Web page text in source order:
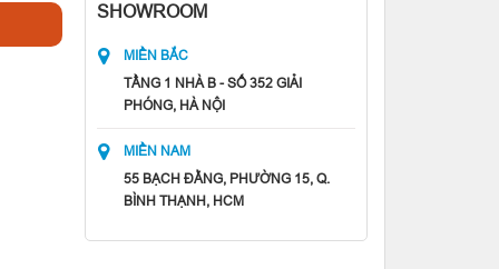
SHOWROOM
MIỀN BẮC
TẦNG 1 NHÀ B - SỐ 352 GIẢI
PHÓNG, HÀ NỘI
MIỀN NAM
55 BẠCH ĐẰNG, PHƯỜNG 15, Q.
BÌNH THẠNH, HCM